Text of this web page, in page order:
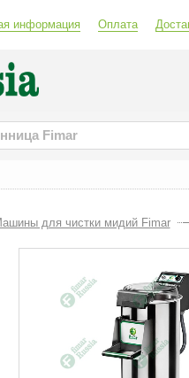
информация Оплата
для чистки мидий Fimar